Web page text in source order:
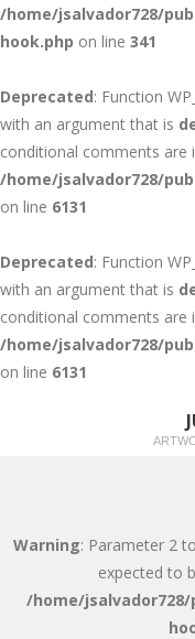
/home/jsalvador728/
hook.php on line 341
Deprecated: Function
with an argument that is
conditional comments are
/home/jsalvador728/
on line 6131
Deprecated: Function
with an argument that is
conditional comments are
/home/jsalvador728/
on line 6131
Warning: Parameter 2
expected to
/home/